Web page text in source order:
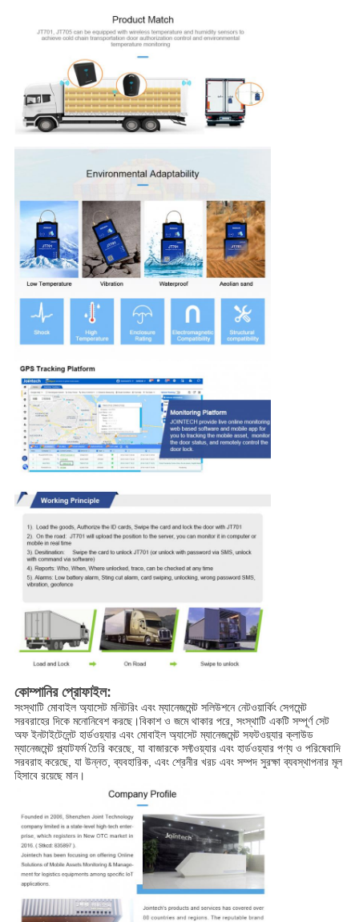
কোম্পানির প্রোফাইল:
সংস্থাটি মোবাইল অ্যাসেট মনিটরিং এবং ম্যানেজমেন্ট সলিউশনে নেটওয়ার্কিং সেগমেন্ট
সরবরাহের দিকে মনোনিবেশ করছে।বিকাশ ও জমে থাকার পরে, সংস্থাটি একটি সম্পূর্ণ সেট
অফ ইনটাইটেলেন্ট হার্ডওয়্যার এবং মোবাইল অ্যাসেট ম্যানেজমেন্ট সফটওয়্যার ক্লাউড
ম্যানেজমেন্ট প্ল্যাটফর্ম তৈরি করেছে, যা বাজারকে সফ্টওয়্যার এবং হার্ডওয়্যার পণ্য ও পরিষেবাদি
সরবরাহ করেছে, যা উন্নত, ব্যবহারিক, এবং শ্রেনীর খরচ এবং সম্পদ সুরক্ষা ব্যবস্থাপনার মূল
হিসাবে রয়েছে মান।